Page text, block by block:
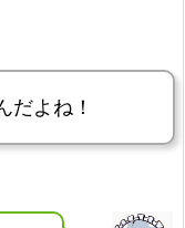
だよね！